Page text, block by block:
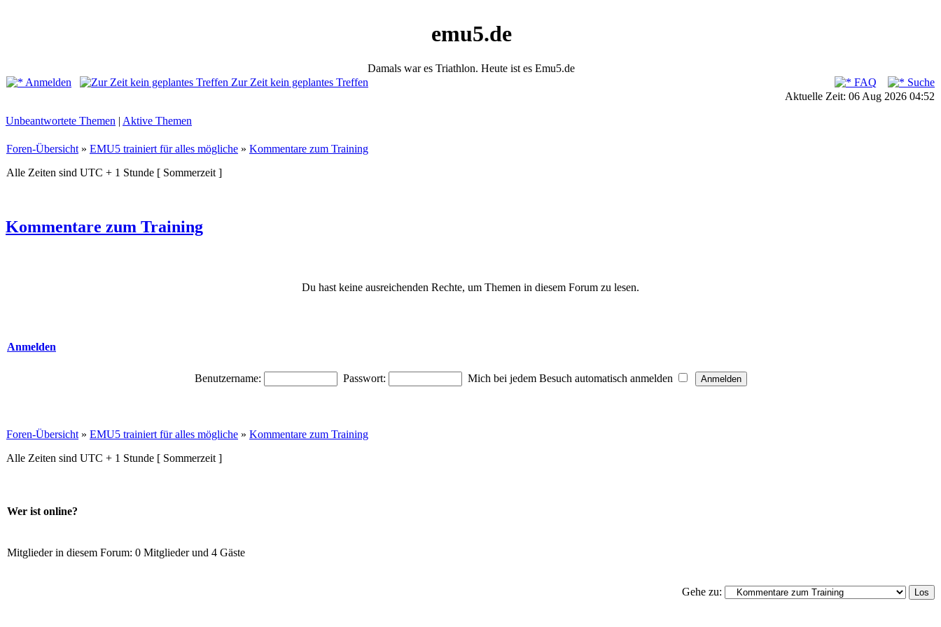
emu5.de
Damals war es Triathlon. Heute ist es Emu5.de
Anmelden
Zur Zeit kein geplantes Treffen FAQ
Suche
Aktuelle Zeit: 06 Aug 2026 04:52
Unbeantwortete Themen | Aktive Themen
Foren-Übersicht » EMU5 trainiert für alles mögliche » Kommentare zum Training
Alle Zeiten sind UTC + 1 Stunde [ Sommerzeit ]
Kommentare zum Training
Du hast keine ausreichenden Rechte, um Themen in diesem Forum zu lesen.
Anmelden
Benutzername: Passwort: Mich bei jedem Besuch automatisch anmelden
Foren-Übersicht » EMU5 trainiert für alles mögliche » Kommentare zum Training
Alle Zeiten sind UTC + 1 Stunde [ Sommerzeit ]
Wer ist online?
Mitglieder in diesem Forum: 0 Mitglieder und 4 Gäste
Gehe zu: